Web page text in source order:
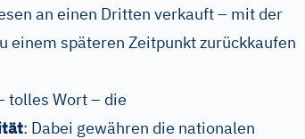
an einen Dritten verkauft – mit der
einem späteren Zeitpunkt zurückkaufen
tolles Wort – die
: Dabei gewähren die nationalen